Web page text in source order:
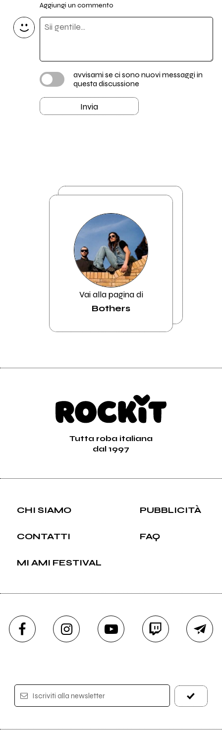
Aggiungi un commento
avvisami se ci sono nuovi messaggi in
questa discussione
Invia
Vai alla pagina di
Bothers
Tutta roba italiana
dal 1997
CHI SIAMO PUBBLICITÀ
CONTATTI FAQ
MI AMI FESTIVAL
Iscriviti alla newsletter